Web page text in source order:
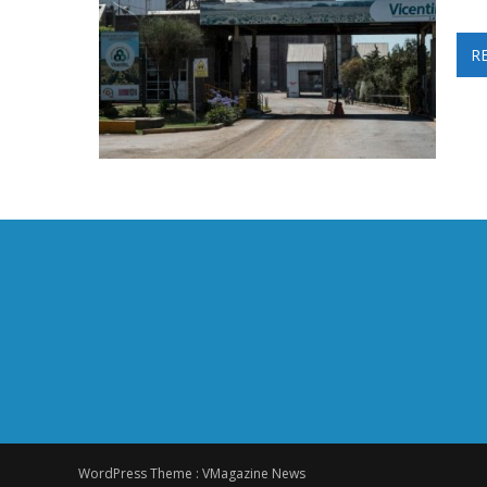
WordPress Theme : VMagazine News